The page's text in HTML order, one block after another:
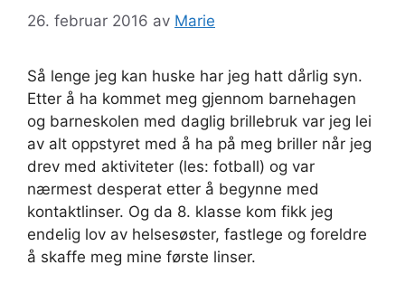
26. februar 2016 av Marie
Så lenge jeg kan huske har jeg hatt dårlig syn.
Etter å ha kommet meg gjennom barnehagen
og barneskolen med daglig brillebruk var jeg lei
av alt oppstyret med å ha på meg briller når jeg
drev med aktiviteter (les: fotball) og var
nærmest desperat etter å begynne med
kontaktlinser. Og da 8. klasse kom fikk jeg
endelig lov av helsesøster, fastlege og foreldre
å skaffe meg mine første linser.